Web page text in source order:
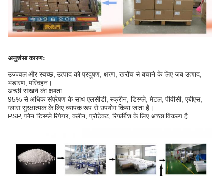
अनुशंसा कारण:
उज्ज्वल और स्वच्छ, उत्पाद को प्रदूषण, क्षरण, खरोंच से बचाने के लिए जब उत्पाद,
भंडारण, परिवहन।
अच्छी सोखने की क्षमता
95% से अधिक संप्रेषण के साथ एलसीडी, स्क्रीन, डिस्प्ले, मेटल, पीवीसी, एबीएस,
ग्लास सुरक्षात्मक के लिए व्यापक रूप से उपयोग किया जाता है।
PSP, फोन डिस्प्ले रिपेयर, क्लीन, प्रोटेक्ट, रिफर्बिश के लिए अच्छा विकल्प है